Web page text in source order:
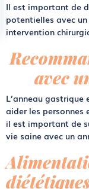
Il est important de
potentielles avec
intervention
avec
L’anneau gastrique
aider les personnes
il est important de
vie saine avec un